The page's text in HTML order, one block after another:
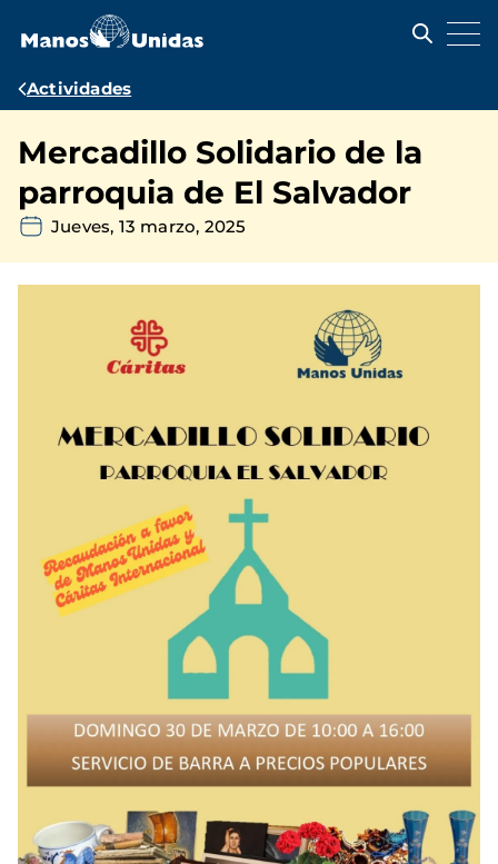
contenido
Ruta
navegación
Actividades
Mercadillo Solidario de la
parroquia de El Salvador
Jueves, 13 marzo, 2025